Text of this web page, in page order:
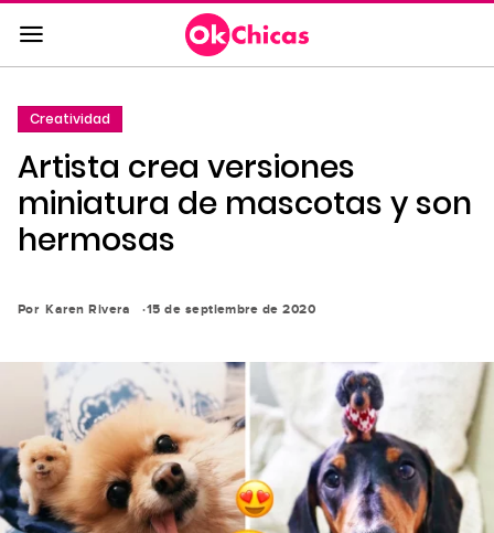
Saltar
al
contenido
a
la
navegación
principal
Creatividad
Artista crea versiones
miniatura de mascotas y son
hermosas
Por Karen Rivera 15 de septiembre de 2020